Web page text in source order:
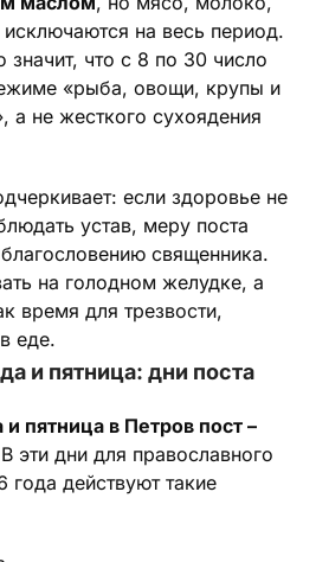
на весь период.
что с 8 по 30 число
«рыба, овощи, крупы и
а не жесткого сухоядения
если здоровье не
устав, меру поста
священника.
на голодном желудке, а
время для трезвости,
еде.
и пятница: дни поста
пятница в Петров пост –
В эти дни для православного
действуют такие